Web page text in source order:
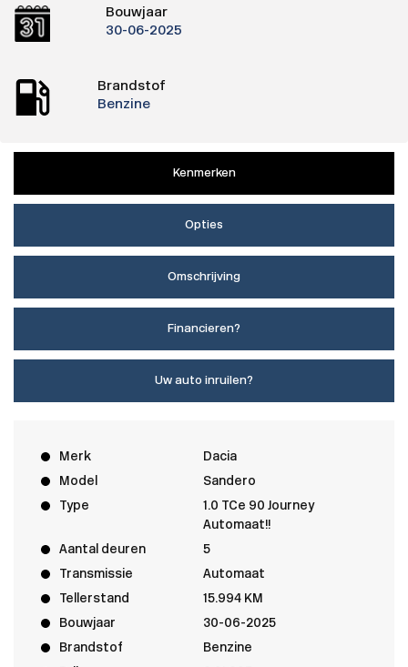
Bouwjaar
30-06-2025
Brandstof
Benzine
Kenmerken
Opties
Omschrijving
Financieren?
Uw auto inruilen?
Merk
Dacia
Model
Sandero
Type
1.0 TCe 90 Journey
Automaat!!
Aantal deuren
5
Transmissie
Automaat
Tellerstand
15.994 KM
Bouwjaar
30-06-2025
Brandstof
Benzine